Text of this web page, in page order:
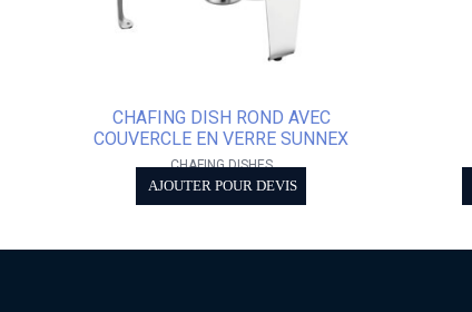
CHAFING DISH ROND AVEC
COUVERCLE EN VERRE SUNNEX
CHAFING DISHES
AJOUTER POUR DEVIS